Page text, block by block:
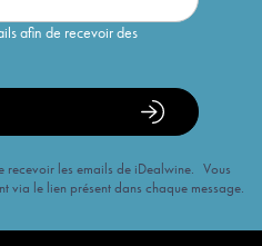
afin de recevoir des
recevoir les emails de iDealwine. Vous
via le lien présent dans chaque message.